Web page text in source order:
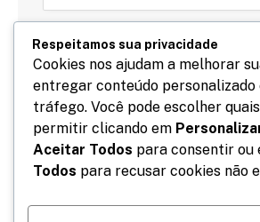
Salve meu nome, email e site
a próxima vez que eu comentar.
Respeitamos sua privacidade
Cookies nos ajudam a melhorar
entregar conteúdo personalizado
tráfego. Você pode escolher
permitir clicando em
Aceitar Todos para consentir ou
Todos para recusar cookies não